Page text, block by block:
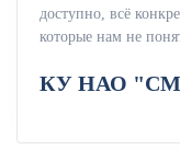
доступно, всё
которые нам не
КУ НАО